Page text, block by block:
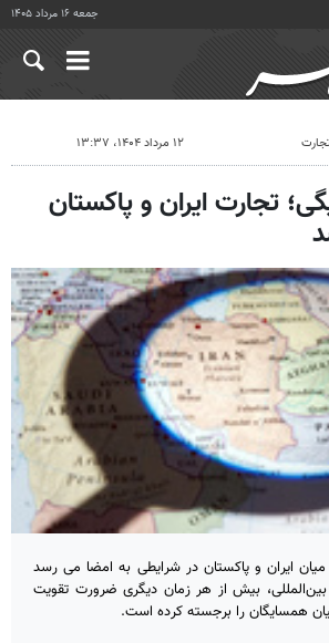
جمعه ۱۶ مرداد ۱۴۰۵
۱۲ مرداد ۱۴۰۴، ۱۳:۳۷
تجارت ایران و پاکستان
میان ایران و پاکستان در شرایطی به امضا می رسد
بیش از هر زمان دیگری ضرورت تقویت
همسایگان را برجسته کرده است.